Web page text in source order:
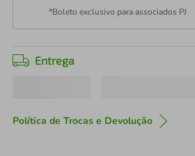
*Boleto exclusivo para associados PJ
Entrega
Política de Trocas e Devolução